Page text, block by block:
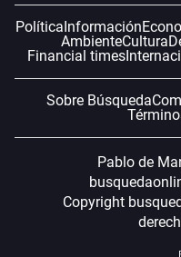
Política Información
AmbienteCultura
Financial times
Sobre Búsqueda
Pablo de
Copyright